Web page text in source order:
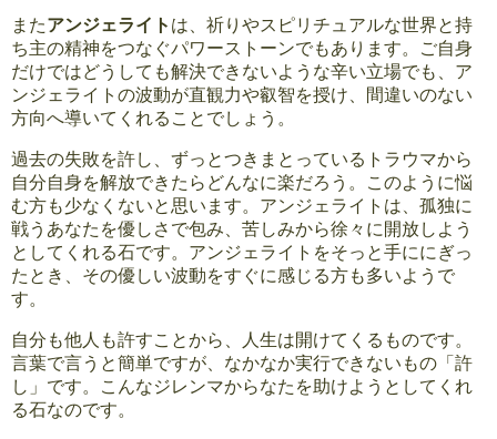
またアンジェライト は、祈りやスピリチュアルな世界と持
ち主の精神をつなぐパワーストーンでもあります。ご自身
だけではどうしても解決できないような辛い立場でも、ア
ンジェライトの波動が直観力や叡智を授け、間違いのない
方向へ導いてくれることでしょう。
過去の失敗を許し、ずっとつきまとっているトラウマから
自分自身を解放できたらどんなに楽だろう。このように悩
む方も少なくないと思います。アンジェライトは、孤独に
戦うあなたを優しさで包み、苦しみから徐々に開放しよう
としてくれる石です。アンジェライトをそっと手ににぎっ
たとき、その優しい波動をすぐに感じる方も多いようで
す。
自分も他人も許すことから、人生は開けてくるものです。
言葉で言うと簡単ですが、なかなか実行できないもの「許
し」です。こんなジレンマからなたを助けようとしてくれ
る石なのです。